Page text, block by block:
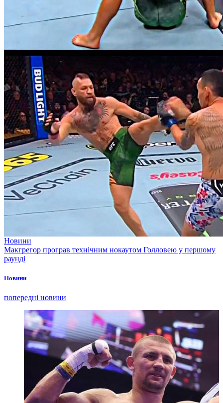
Новини
Макгрегор програв технічним нокаутом Голловею у першому
раунді
Новини
попередні новини